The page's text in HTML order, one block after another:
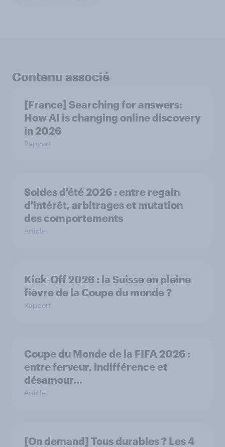
Contenu associé
[France] Searching for answers:
How AI is changing online discovery
in ​2026
Rapport
Soldes d'été 2026 : entre regain
d'intérêt, arbitrages et mutation
des comportements
Article
Kick-Off 2026 : la Suisse en pleine
fièvre de la Coupe du monde ?
Rapport
Coupe du Monde de la FIFA 2026 :
entre ferveur, indifférence et
désamour…
Article
[On demand] Tous durables ? Les 4